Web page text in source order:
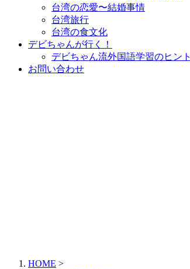
台湾の恋愛〜結婚事情
台湾旅行
台湾の食文化
デビちゃんが行く！
デビちゃん流外国語学習のヒント
お問い合わせ
HOME >